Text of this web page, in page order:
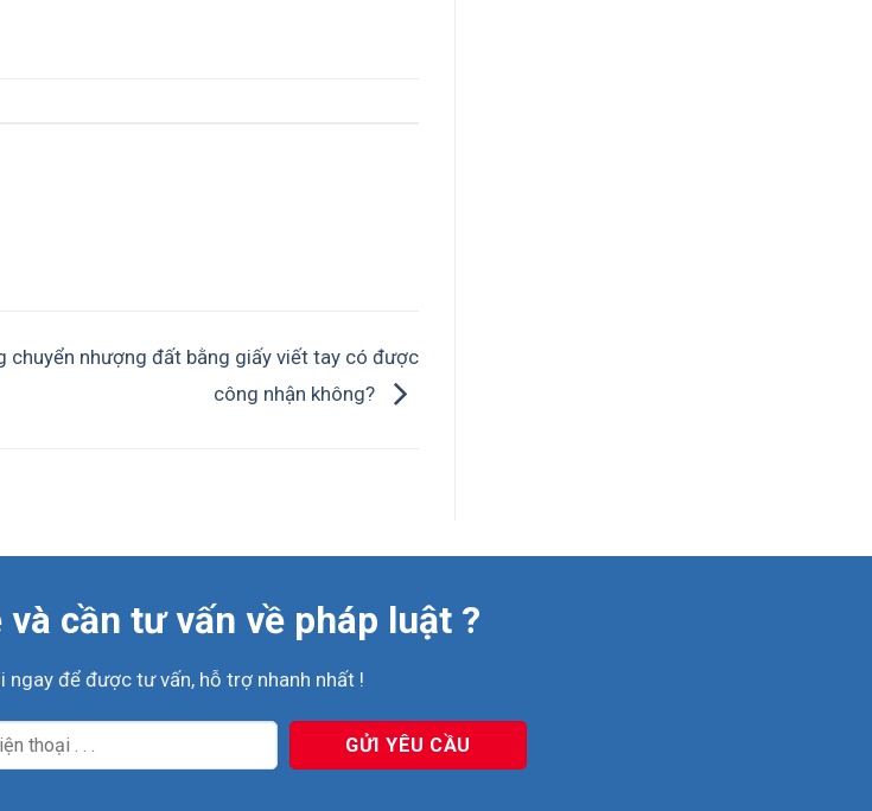
chuyển nhượng đất bằng giấy viết tay có được
công nhận không?
cần tư vấn về pháp luật ?
ngay để được tư vấn, hỗ trợ nhanh nhất !